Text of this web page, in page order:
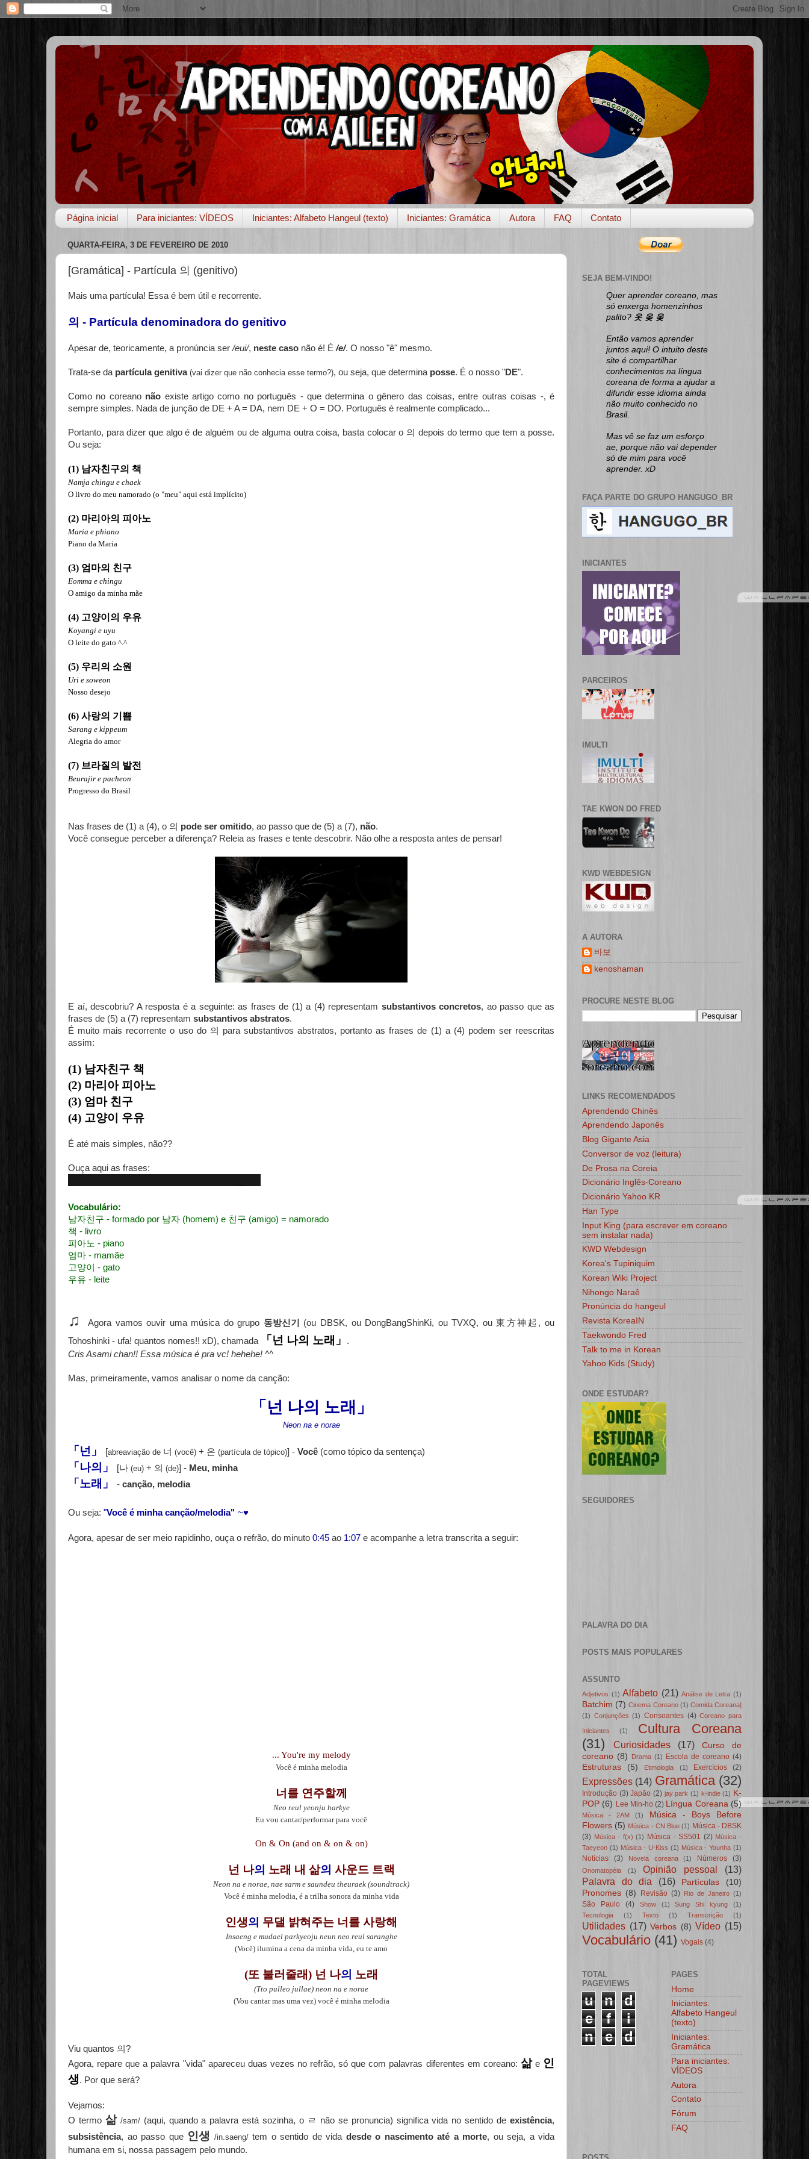
Página inicial Para iniciantes: VÍDEOS Iniciantes: Alfabeto Hangeul (texto) Iniciantes: Gramática Autora FAQ Contato
QUARTA-FEIRA, 3 DE FEVEREIRO DE 2010
[Gramática] - Partícula 의 (genitivo)
Mais uma partícula! Essa é bem útil e recorrente.
의 - Partícula denominadora do genitivo
Apesar de, teoricamente, a pronúncia ser/eui/, neste caso não é! É /e/. O nosso "ê" mesmo.
Trata-se da partícula genitiva(vai dizer que não conhecia esse termo?), ou seja, que determina posse. É o nosso "DE".
Como no coreano não existe artigo como no português - que determina o gênero das coisas, entre outras coisas -, é
sempre simples. Nada de junção de DE + A = DA, nem DE + O = DO. Português é realmente complicado...
Portanto, para dizer que algo é de alguém ou de alguma outra coisa, basta colocar o 의 depois do termo que tem a posse.
Ou seja:
(1) 남자친구의 책
Namja chingu e chaek
O livro do meu namorado (o "meu" aqui está implícito)
(2) 마리아의 피아노
Maria e phiano
Piano da Maria
(3) 엄마의 친구
Eomma e chingu
O amigo da minha mãe
(4) 고양이의 우유
Koyangi e uyu
O leite do gato ^.^
(5) 우리의 소원
Uri e soweon
Nosso desejo
(6) 사랑의 기쁨
Sarang e kippeum
Alegria do amor
(7) 브라질의 발전
Beurajir e pacheon
Progresso do Brasil
Nas frases de (1) a (4), o 의 pode ser omitido, ao passo que de (5) a (7), não.
Você consegue perceber a diferença? Releia as frases e tente descobrir. Não olhe a resposta antes de pensar!
E aí, descobriu? A resposta é a seguinte: as frases de (1) a (4) representam substantivos concretos, ao passo que as
frases de (5) a (7) representam substantivos abstratos.
É muito mais recorrente o uso do 의 para substantivos abstratos, portanto as frases de (1) a (4) podem ser reescritas
assim:
(1) 남자친구 책
(2) 마리아 피아노
(3) 엄마 친구
(4) 고양이 우유
É até mais simples, não??
Ouça aqui as frases:
Vocabulário:
남자친구 - formado por 남자 (homem) e 친구 (amigo) = namorado
책 - livro
피아노 - piano
엄마 - mamãe
고양이 - gato
우유 - leite
♫Agora vamos ouvir uma música do grupo 동방신기
(ou DBSK, ou DongBangShinKi, ou TVXQ, ou 東方神起, ou
Tohoshinki - ufa! quantos nomes!! xD), chamada
「넌 나의 노래」
.
Cris Asami chan!! Essa música é pra vc! hehehe! ^^
Mas, primeiramente, vamos analisar o nome da canção:
「넌 나의 노래」
Neon na e norae
「넌」 [abreaviação de 너 (você) + 은 (partícula de tópico)] - Você (como tópico da sentença)
「나의」 [나 (eu) + 의 (de)] - Meu, minha
「노래」 - canção, melodia
Ou seja: "Você é minha canção/melodia" ~♥
Agora, apesar de ser meio rapidinho, ouça o refrão, do minuto 0:45 ao 1:07 e acompanhe a letra transcrita a seguir:
... You're my melody
Você é minha melodia
너를 연주할께
Neo reul yeonju harkye
Eu vou cantar/performar para você
On & On (and on & on & on)
넌 나의 노래 내 삶의 사운드 트랙
Neon na e norae, nae sarm e saundeu theuraek (soundtrack)
Você é minha melodia, é a trilha sonora da minha vida
인생의 무댈 밝혀주는 너를 사랑해
Insaeng e mudael parkyeoju neun neo reul saranghe
(Você) ilumina a cena da minha vida, eu te amo
(또 불러줄래) 넌 나의 노래
(Tto pulleo jullae) neon na e norae
(Vou cantar mas uma vez) você é minha melodia
Viu quantos 의?
Agora, repare que a palavra "vida" apareceu duas vezes no refrão, só que com palavras diferentes em coreano: 삶 e 인
생. Por que será?
Vejamos:
O termo 삶 /sam/ (aqui, quando a palavra está sozinha, o ㄹ não se pronuncia) significa vida no sentido deexistência,
subsistência, ao passo que 인생 /in.saeng/tem o sentido de vida desde o nascimento até a morte, ou seja, a vida
humana em si, nossa passagem pelo mundo.
SEJA BEM-VINDO!
Quer aprender coreano, mas
só enxerga homenzinhos
palito? 옷 옺 웆
Então vamos aprender
juntos aqui! O intuito deste
site é compartilhar
conhecimentos na língua
coreana de forma a ajudar a
difundir esse idioma ainda
não muito conhecido no
Brasil.
Mas vê se faz um esforço
ae, porque não vai depender
só de mim para você
aprender. xD
FAÇA PARTE DO GRUPO HANGUGO_BR
INICIANTES
PARCEIROS
IMULTI
TAE KWON DO FRED
KWD WEBDESIGN
A AUTORA
바보
kenoshaman
PROCURE NESTE BLOG
LINKS RECOMENDADOS
Aprendendo Chinês
Aprendendo Japonês
Blog Gigante Asia
Conversor de voz (leitura)
De Prosa na Coreia
Dicionário Inglês-Coreano
Dicionário Yahoo KR
Han Type
Input King (para escrever em coreano
sem instalar nada)
KWD Webdesign
Korea's Tupiniquim
Korean Wiki Project
Nihongo Naraê
Pronúncia do hangeul
Revista KoreaIN
Taekwondo Fred
Talk to me in Korean
Yahoo Kids (Study)
ONDE ESTUDAR?
SEGUIDORES
PALAVRA DO DIA
POSTS MAIS POPULARES
ASSUNTO
Adjetivos (1) Alfabeto (21) Análise de Letra (1)
Batchim (7) Cinema Coreano (1) Comida Coreana]
(1) Conjunções (1) Consoantes (4) Coreano para
Iniciantes (1)
Cultura Coreana
(31)
Curiosidades (17)
Curso de
coreano (8) Drama (1) Escola de coreano (4)
Estruturas (5) Etimologia (1) Exercícios (2)
Expressões (14) Gramática (32)
Introdução (3) Japão (2) jay park (1) k-indie (1) K-
POP (6) Lee Min-ho (2) Língua Coreana (5)
Música - 2AM (1)
Música - Boys Before
Flowers (5) Música - CN Blue (1) Música - DBSK
(3) Música - f(x) (1) Música - SS501 (2) Música -
Taeyeon (1) Música - U-Kiss (1) Música - Younha (1)
Notícias (3) Novela coreana (1) Números (3)
Onomatopéia (1) Opinião pessoal
(13)
Palavra do dia
(16) Partículas
(10)
Pronomes (8) Revisão (3) Rio de Janeiro (1)
São Paulo (4) Show (1) Sung Shi kyung
(1)
Tecnologia
(1) Texto (1) Transcrição (1)
Utilidades (17) Verbos (8) Vídeo (15)
Vocabulário (41) Vogais (4)
TOTAL
PAGEVIEWS
u n
d
e
f
i
n
e d
PAGES
Home
Iniciantes:
Alfabeto Hangeul
(texto)
Iniciantes:
Gramática
Para iniciantes:
VÍDEOS
Autora
Contato
Fórum
FAQ